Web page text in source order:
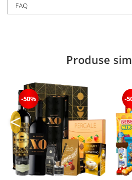
FAQ
Produse
-50% -